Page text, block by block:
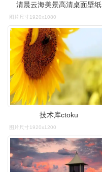
清晨云海美景高清桌面壁纸
图片尺寸1920x1080
技术库ctoku
图片尺寸1920x1200